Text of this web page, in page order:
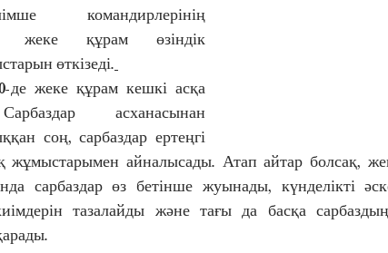
командирлерінің
жеке құрам өзіндік
өткізеді.
асханасынан
соң, сарбаздар ертеңгі
жұмыстарымен айналысады. Атап айтар болсақ,
сарбаздар өз бетінше жуынады, күнделікті
тазалайды және тағы да басқа